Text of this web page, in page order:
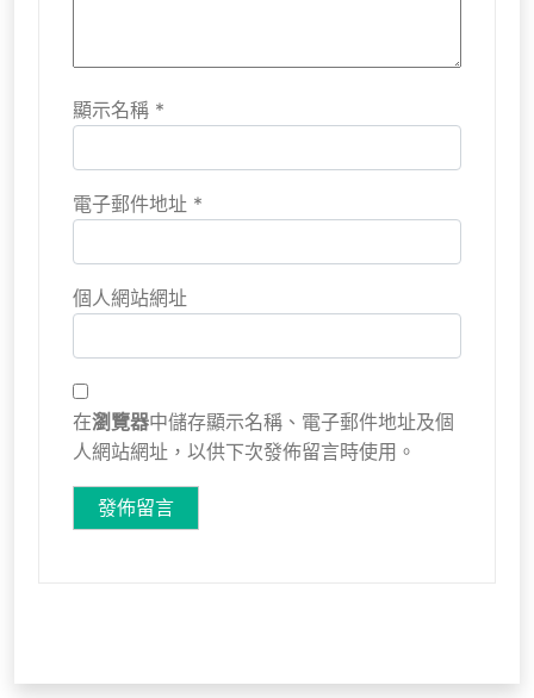
顯示名稱 *
電子郵件地址 *
個人網站網址
在瀏覽器中儲存顯示名稱、電子郵件地址及個
人網站網址，以供下次發佈留言時使用。